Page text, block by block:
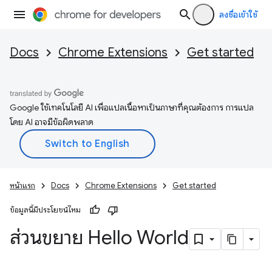
ลงชื่อเข้าใช้
Docs Chrome Extensions Get started
Google ใช้เทคโนโลยี AI เพื่อแปลเนื้อหาเป็นภาษาที่คุณต้องการ การแปล
โดย AI อาจมีข้อผิดพลาด
หน้าแรก Docs Chrome Extensions Get started
ข้อมูลนี้มีประโยชน์ไหม
ส่วนขยาย Hello World